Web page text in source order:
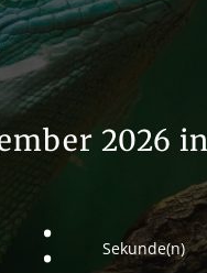
2026
: Sekunde(n)